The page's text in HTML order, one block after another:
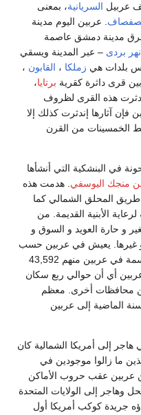
عربيل السريانية، بمعنى
. عربين اليوم مدينة
مدينة دمشق عاصمة
نهر بردى – عبر المدينة ويسقي
بلدات هي زملكا ، القابون ،
قرى داثرة كقرية برتايا،
هذه القرى لظروف
فإن آثارها إندثرت كذلك إلا
الخمسينات من القرن
في البنشكية التي أنشأها
منجك اليوسفي . هدمت هذه
المحلق الشمالي كما
الأبنية القديمة. من
و حارة العويد و السوق و
غيرها. يعيش في عربين حسب
آخر إحصاء (2004) أكثر من 65,000 نسمة في عربين منهم 43,592
أي أن حوالي ربع سكان
محافظات أخرى. معظم
الماضية إلى عربين
إلى أمريكا الشمالية كان
ما زالوا موجودين في
عربين عقب حروب الأماكن
وهاجر إلى الولايات المتحدة
جريدة كوكب أمريكا أول